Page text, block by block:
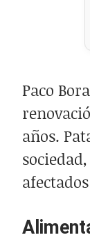
Paco
años.